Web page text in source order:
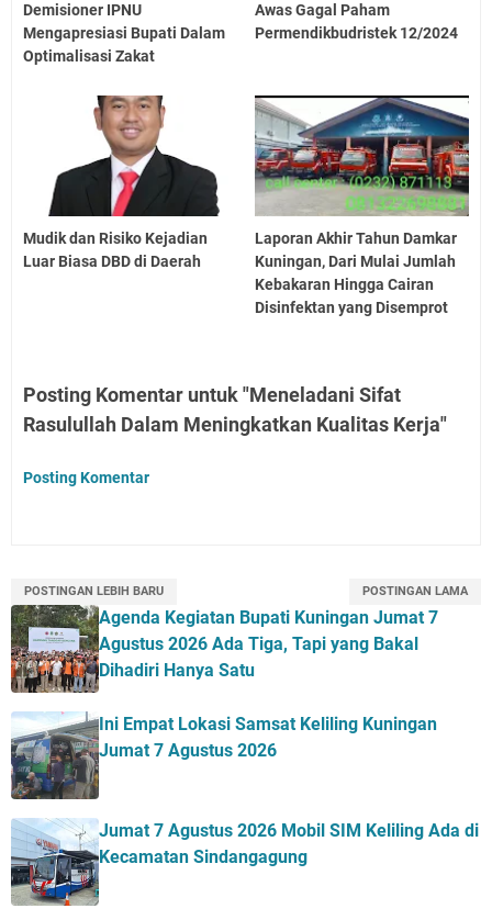
Demisioner IPNU
Mengapresiasi Bupati Dalam
Optimalisasi Zakat
Awas Gagal Paham
Permendikbudristek 12/2024
Mudik dan Risiko Kejadian
Luar Biasa DBD di Daerah
Laporan Akhir Tahun Damkar
Kuningan, Dari Mulai Jumlah
Kebakaran Hingga Cairan
Disinfektan yang Disemprot
Posting Komentar untuk "Meneladani Sifat
Rasulullah Dalam Meningkatkan Kualitas Kerja"
Posting Komentar
POSTINGAN LEBIH BARU POSTINGAN LAMA
Agenda Kegiatan Bupati Kuningan Jumat 7
Agustus 2026 Ada Tiga, Tapi yang Bakal
Dihadiri Hanya Satu
Ini Empat Lokasi Samsat Keliling Kuningan
Jumat 7 Agustus 2026
Jumat 7 Agustus 2026 Mobil SIM Keliling Ada di
Kecamatan Sindangagung